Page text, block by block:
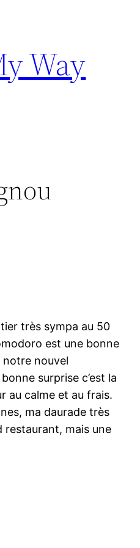
Way
très sympa au 50
est une bonne
notre nouvel
surprise c’est la
au calme et au frais.
ma daurade très
restaurant, mais une